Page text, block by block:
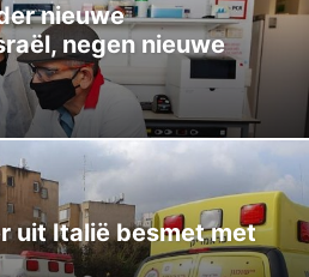
nieuwe
negen nieuwe
uit Italië besmet met